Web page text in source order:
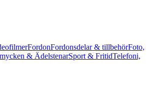
FordonFordonsdelar & tillbehörFoto,
& ÄdelstenarSport & FritidTelefoni,